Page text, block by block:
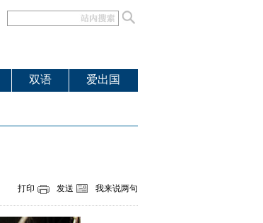
双语 爱出国
打印 发送 我来说两句